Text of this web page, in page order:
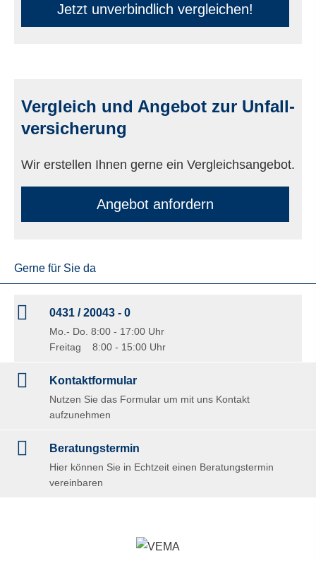
Jetzt unverbindlich ver­gleichen!
Vergleich und Angebot zur Unfall­
ver­si­che­rung
Wir erstellen Ihnen gerne ein Vergleichsangebot.
An­ge­bot an­for­dern
Gerne für Sie da
0431 / 20043 - 0
Mo.- Do. 8:00 - 17:00 Uhr
Freitag 8:00 - 15:00 Uhr
Kontaktformular
Nutzen Sie das Formular um mit uns Kontakt
aufzunehmen
Beratungstermin
Hier können Sie in Echtzeit einen Beratungstermin
vereinbaren